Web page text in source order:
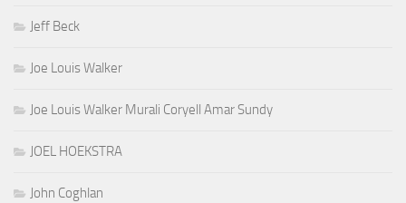
Jeff Beck
Joe Louis Walker
Joe Louis Walker Murali Coryell Amar Sundy
JOEL HOEKSTRA
John Coghlan